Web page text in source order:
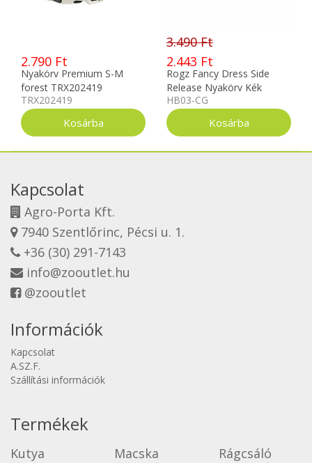
2.790 Ft
Nyakörv Premium S-M
forest TRX202419
TRX202419
3.490 Ft
2.443 Ft
Rogz Fancy Dress Side
Release Nyakörv Kék
Díszes L
HB03-CG
Kapcsolat
Agro-Porta Kft.
7940 Szentlőrinc, Pécsi u. 1.
+36 (30) 291-7143
info@zooutlet.hu
@zooutlet
Információk
Kapcsolat
A.SZ.F.
Szállítási információk
Termékek
Kutya Macska Rágcsáló